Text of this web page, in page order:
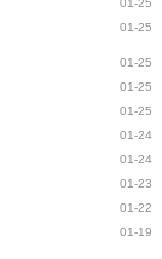
01-25
01-25
01-25
01-25
01-24
01-24
01-23
01-22
01-19